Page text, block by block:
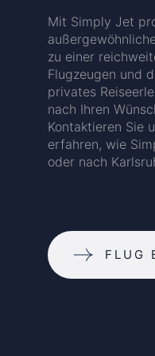
Mit Simply Jet
zu einer
Flugzeugen und
privates
nach Ihren
Kontaktieren Sie
erfahren, wie
oder nach
FLUG